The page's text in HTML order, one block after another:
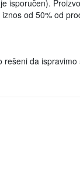
isporučen).
od 50% od
da ispravimo